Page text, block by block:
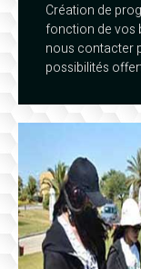
Création de
fonction de vos
nous contacter
possibilités